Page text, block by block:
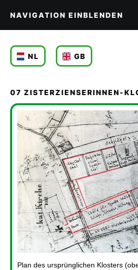
NAVIGATION EINBLENDEN
NL GB
07 ZISTERZIENSERINNEN-
Plan des ursprünglichen Klosters